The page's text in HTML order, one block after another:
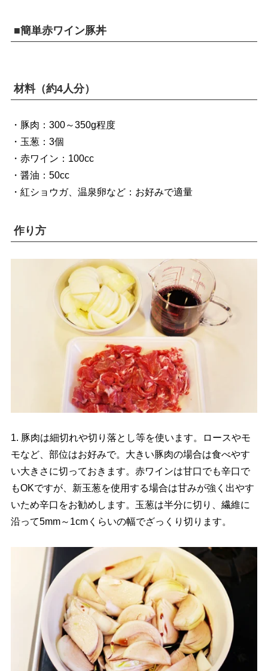
■簡単赤ワイン豚丼
材料（約4人分）
・豚肉：300～350g程度
・玉葱：3個
・赤ワイン：100cc
・醤油：50cc
・紅ショウガ、温泉卵など：お好みで適量
作り方
1. 豚肉は細切れや切り落とし等を使います。ロースやモ
モなど、部位はお好みで。大きい豚肉の場合は食べやす
い大きさに切っておきます。赤ワインは甘口でも辛口で
もOKですが、新玉葱を使用する場合は甘みが強く出やす
いため辛口をお勧めします。玉葱は半分に切り、繊維に
沿って5mm～1cmくらいの幅でざっくり切ります。